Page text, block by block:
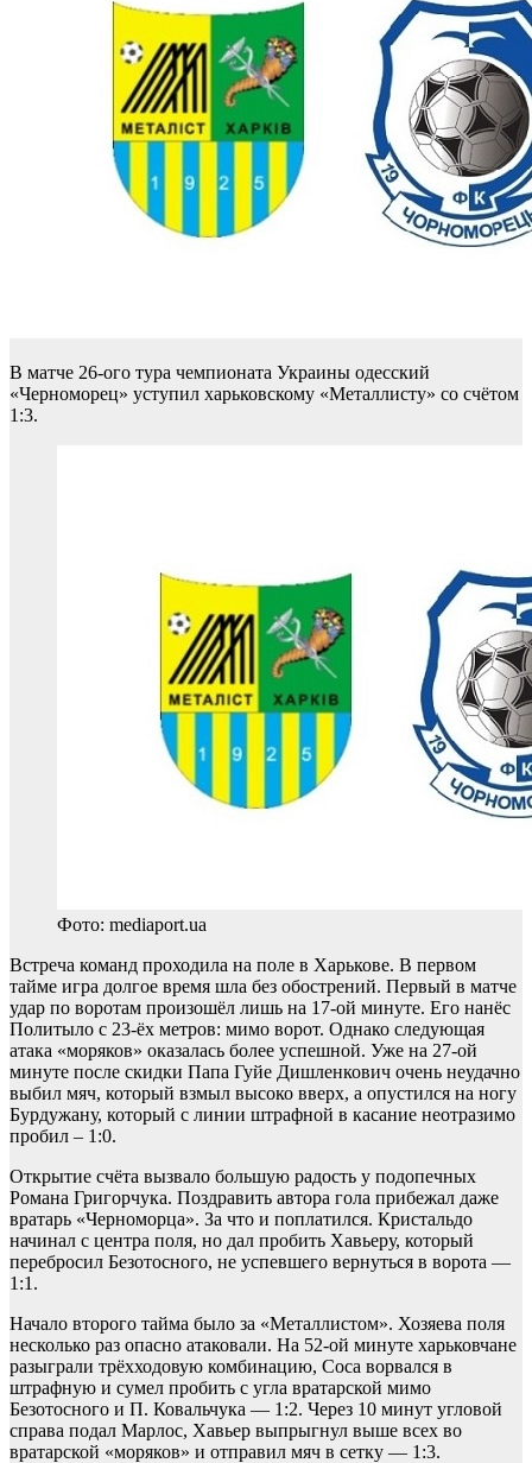
В матче 26-ого тура чемпионата Украины одесский
«Черноморец» уступил харьковскому «Металлисту» со счётом
1:3.
Фото: mediaport.ua
Встреча команд проходила на поле в Харькове. В первом
тайме игра долгое время шла без обострений. Первый в матче
удар по воротам произошёл лишь на 17-ой минуте. Его нанёс
Политыло с 23-ёх метров: мимо ворот. Однако следующая
атака «моряков» оказалась более успешной. Уже на 27-ой
минуте после скидки Папа Гуйе Дишленкович очень неудачно
выбил мяч, который взмыл высоко вверх, а опустился на ногу
Бурдужану, который с линии штрафной в касание неотразимо
пробил – 1:0.
Открытие счёта вызвало большую радость у подопечных
Романа Григорчука. Поздравить автора гола прибежал даже
вратарь «Черноморца». За что и поплатился. Кристальдо
начинал с центра поля, но дал пробить Хавьеру, который
перебросил Безотосного, не успевшего вернуться в ворота —
1:1.
Начало второго тайма было за «Металлистом». Хозяева поля
несколько раз опасно атаковали. На 52-ой минуте харьковчане
разыграли трёхходовую комбинацию, Соса ворвался в
штрафную и сумел пробить с угла вратарской мимо
Безотосного и П. Ковальчука — 1:2. Через 10 минут угловой
справа подал Марлос, Хавьер выпрыгнул выше всех во
вратарской «моряков» и отправил мяч в сетку — 1:3.